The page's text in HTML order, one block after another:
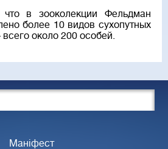
в зооколекции Фельдман
более 10 видов сухопутных
около 200 особей.
Маніфест